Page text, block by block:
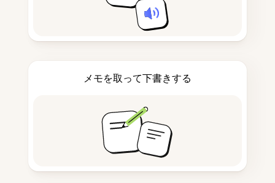
メモを取って下書きする